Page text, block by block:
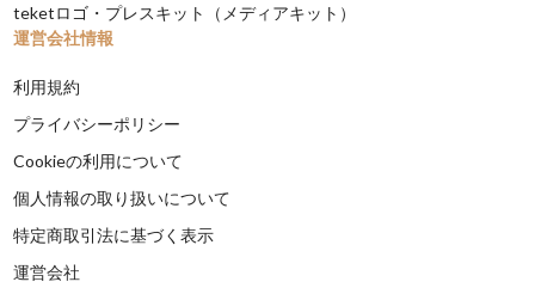
teketロゴ・プレスキット（メディアキット）
運営会社情報
利用規約
プライバシーポリシー
Cookieの利用について
個人情報の取り扱いについて
特定商取引法に基づく表示
運営会社